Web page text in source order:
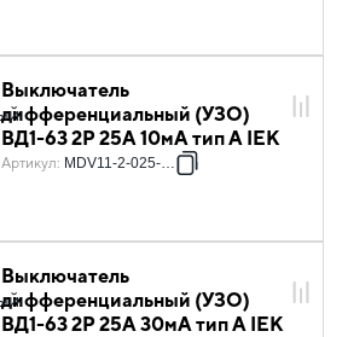
Выключатель
дифференциальный (УЗО)
ВД1-63 2Р 25А 10мА тип А IEK
Артикул: MDV11-2-025-010
Выключатель
дифференциальный (УЗО)
ВД1-63 2Р 25А 30мА тип А IEK